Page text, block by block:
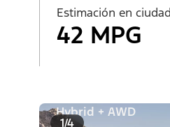
Estimación en
42 MPG
1/4
Hybrid + AWD